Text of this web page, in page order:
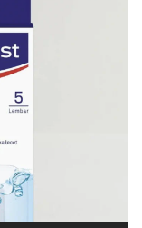
dan Tetap